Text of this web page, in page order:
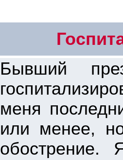
Бывший
меня
или менее,